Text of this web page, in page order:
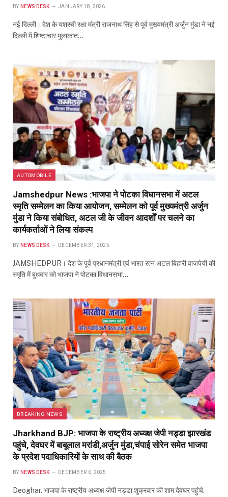
BY NEWS DESK JANUARY 18, 2026
नई दिल्ली। देश के यशस्वी रक्षा मंत्री राजनाथ सिंह से पूर्व मुख्यमंत्री अर्जुन मुंडा ने नई
दिल्ली में शिष्टाचार मुलाकात…
AUTOMOBILE
Jamshedpur News :भाजपा ने पोटका विधानसभा में अटल
स्मृति सम्मेलन का किया आयोजन, सम्मेलन को पूर्व मुख्यमंत्री अर्जुन
मुंडा ने किया संबोधित, अटल जी के जीवन आदर्शों पर चलने का
कार्यकर्ताओं ने लिया संकल्प
BY NEWS DESK DECEMBER 31, 2025
JAMSHEDPUR। देश के पूर्व प्रधानमंत्री एवं भारत रत्न अटल बिहारी वाजपेयी की
स्मृति में बुधवार को भाजपा ने पोटका विधानसभा…
BREAKING NEWS
Jharkhand BJP: भाजपा के राष्ट्रीय अध्यक्ष जेपी नड्डा झारखंड
पहुंचे, देवघर में बाबूलाल मरांडी,अर्जुन मुंडा,चंपाई सोरेन समेत भाजपा
के प्रदेश पदाधिकारियों के साथ की बैठक
BY NEWS DESK DECEMBER 6, 2025
Deoghar. भाजपा के राष्ट्रीय अध्यक्ष जेपी नड्डा शुक्रवार की शाम देवघर पहुंचे.